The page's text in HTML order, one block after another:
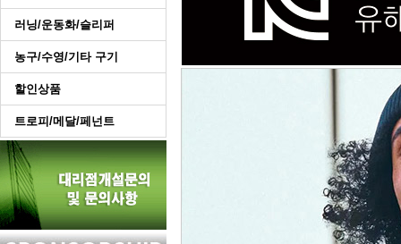
러닝/운동화/슬리퍼
농구/수영/기타 구기
할인상품
트로피/메달/페넌트